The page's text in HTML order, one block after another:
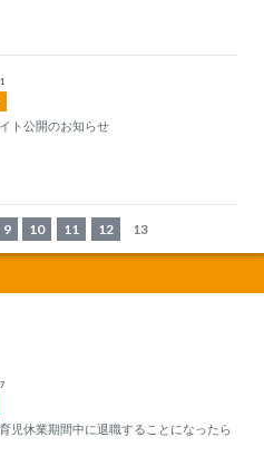
ト公開のお知らせ
9 10 11 12 13
児休業期間中に退職することになったら